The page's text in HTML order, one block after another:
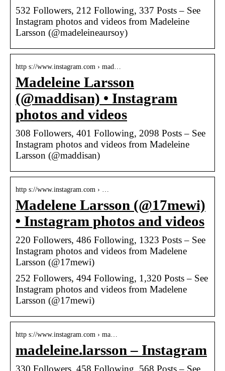
532 Followers, 212 Following, 337 Posts – See
Instagram photos and videos from Madeleine
Larsson (@madeleineaursoy)
http s://www.instagram.com › mad…
Madeleine Larsson
(@maddisan) • Instagram
photos and videos
308 Followers, 401 Following, 2098 Posts – See
Instagram photos and videos from Madeleine
Larsson (@maddisan)
http s://www.instagram.com › …
Madelene Larsson (@17mewi)
• Instagram photos and videos
220 Followers, 486 Following, 1323 Posts – See
Instagram photos and videos from Madelene
Larsson (@17mewi)
252 Followers, 494 Following, 1,320 Posts – See
Instagram photos and videos from Madelene
Larsson (@17mewi)
http s://www.instagram.com › ma…
madeleine.larsson – Instagram
330 Followers, 458 Following, 568 Posts – See